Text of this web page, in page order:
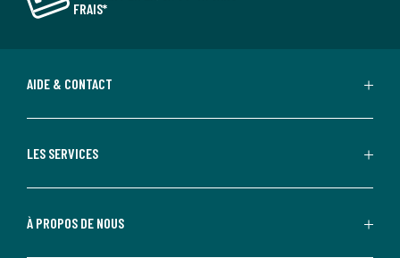
FRAIS*
AIDE & CONTACT
LES SERVICES
À PROPOS DE NOUS